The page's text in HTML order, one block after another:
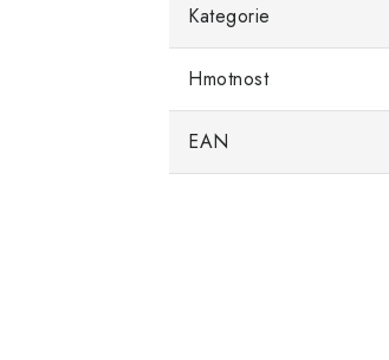
Kategorie
Hmotnost
EAN